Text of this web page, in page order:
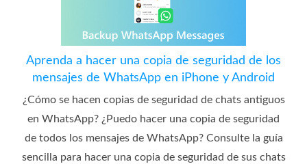
Aprenda a hacer una copia de seguridad de los
mensajes de WhatsApp en iPhone y Android
¿Cómo se hacen copias de seguridad de chats antiguos
en WhatsApp? ¿Puedo hacer una copia de seguridad
de todos los mensajes de WhatsApp? Consulte la guía
sencilla para hacer una copia de seguridad de sus chats